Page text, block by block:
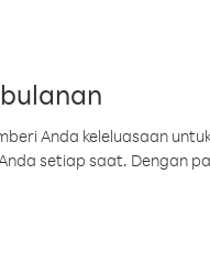
Anda keleluasaan
setiap saat. Dengan